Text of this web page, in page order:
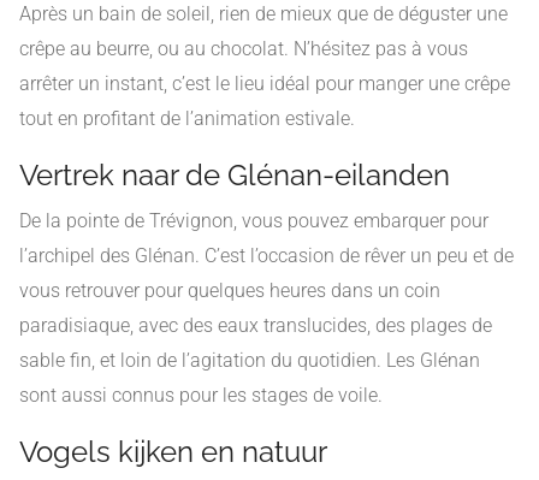
Après un bain de soleil, rien de mieux que de déguster une
crêpe au beurre, ou au chocolat. N’hésitez pas à vous
arrêter un instant, c’est le lieu idéal pour manger une crêpe
tout en profitant de l’animation estivale.
Vertrek naar de Glénan-eilanden
De la pointe de Trévignon, vous pouvez embarquer pour
l’archipel des Glénan. C’est l’occasion de rêver un peu et de
vous retrouver pour quelques heures dans un coin
paradisiaque, avec des eaux translucides, des plages de
sable fin, et loin de l’agitation du quotidien. Les Glénan
sont aussi connus pour les stages de voile.
Vogels kijken en natuur